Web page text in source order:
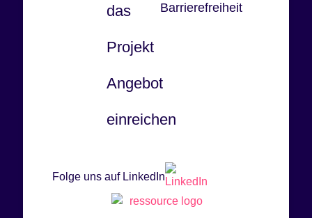
das
Projekt
Angebot
einreichen
Barrierefreiheit
Folge uns auf LinkedIn